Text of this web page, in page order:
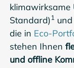
klimawirksame
Standard) 1
die in Eco-
stehen Ihnen
und offline